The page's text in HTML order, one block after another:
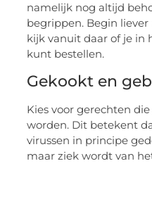
namelijk nog altijd
begrippen. Begin liever
kijk vanuit daar of je in
kunt bestellen.
Gekookt en
Kies voor gerechten
worden. Dit betekent
virussen in principe
maar ziek wordt van